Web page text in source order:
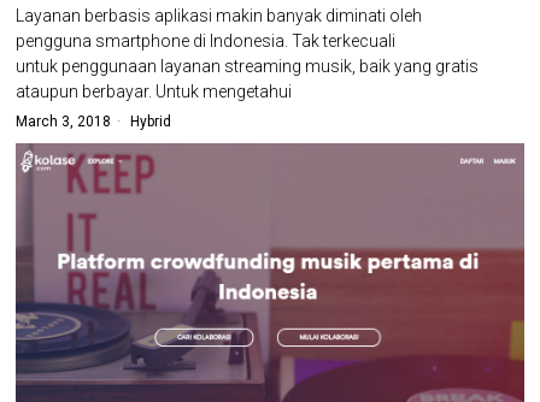
Layanan berbasis aplikasi makin banyak diminati oleh
pengguna smartphone di Indonesia. Tak terkecuali
untuk penggunaan layanan streaming musik, baik yang gratis
ataupun berbayar. Untuk mengetahui
March 3, 2018 Hybrid